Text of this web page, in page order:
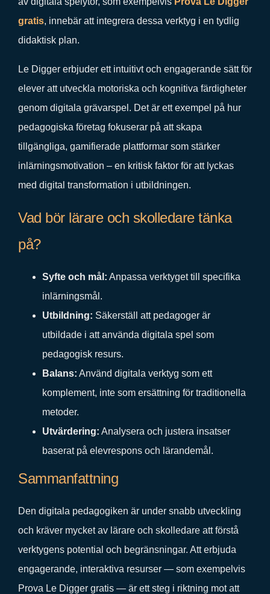
gratis, innebär att integrera dessa verktyg i en tydlig
didaktisk plan.
Le Digger erbjuder ett intuitivt och engagerande sätt för
elever att utveckla motoriska och kognitiva färdigheter
genom digitala grävarspel. Det är ett exempel på hur
pedagogiska företag fokuserar på att skapa
tillgängliga, gamifierade plattformar som stärker
inlärningsmotivation – en kritisk faktor för att lyckas
med digital transformation i utbildningen.
Vad bör lärare och skolledare tänka
på?
Syfte och mål: Anpassa verktyget till specifika
inlärningsmål.
Utbildning: Säkerställ att pedagoger är
utbildade i att använda digitala spel som
pedagogisk resurs.
Balans: Använd digitala verktyg som ett
komplement, inte som ersättning för traditionella
metoder.
Utvärdering: Analysera och justera insatser
baserat på elevrespons och lärandemål.
Sammanfattning
Den digitala pedagogiken är under snabb utveckling
och kräver mycket av lärare och skolledare att förstå
verktygens potential och begränsningar. Att erbjuda
engagerande, interaktiva resurser — som exempelvis
Prova Le Digger gratis — är ett steg i riktning mot att